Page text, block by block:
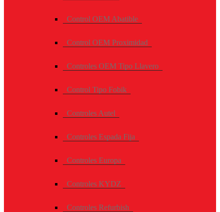
Control OEM Abatible
Control OEM Proximidad
Controles OEM Tipo Llavero
Control Tipo Fobik
Controles Autel
Controles Espada Fija
Controles Europa
Controles KYDZ
Controles Refurbish